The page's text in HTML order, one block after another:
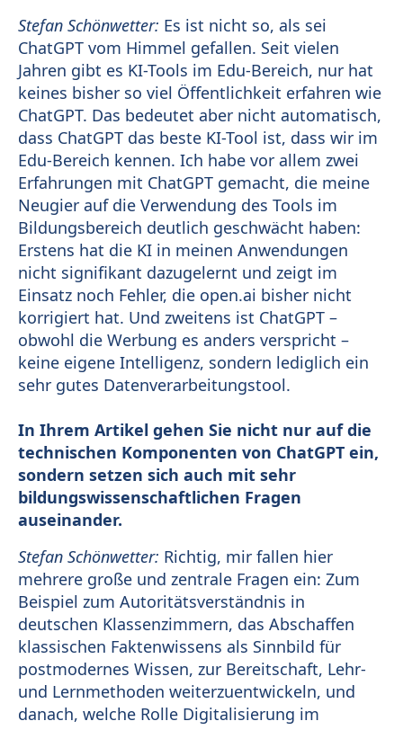
Stefan Schönwetter: Es ist nicht so, als sei
ChatGPT vom Himmel gefallen. Seit vielen
Jahren gibt es KI-Tools im Edu-Bereich, nur hat
keines bisher so viel Öffentlichkeit erfahren wie
ChatGPT. Das bedeutet aber nicht automatisch,
dass ChatGPT das beste KI-Tool ist, dass wir im
Edu-Bereich kennen. Ich habe vor allem zwei
Erfahrungen mit ChatGPT gemacht, die meine
Neugier auf die Verwendung des Tools im
Bildungsbereich deutlich geschwächt haben:
Erstens hat die KI in meinen Anwendungen
nicht signifikant dazugelernt und zeigt im
Einsatz noch Fehler, die open.ai bisher nicht
korrigiert hat. Und zweitens ist ChatGPT –
obwohl die Werbung es anders verspricht –
keine eigene Intelligenz, sondern lediglich ein
sehr gutes Datenverarbeitungstool.
In Ihrem Artikel gehen Sie nicht nur auf die
technischen Komponenten von ChatGPT ein,
sondern setzen sich auch mit sehr
bildungswissenschaftlichen Fragen
auseinander.
Stefan Schönwetter: Richtig, mir fallen hier
mehrere große und zentrale Fragen ein: Zum
Beispiel zum Autoritätsverständnis in
deutschen Klassenzimmern, das Abschaffen
klassischen Faktenwissens als Sinnbild für
postmodernes Wissen, zur Bereitschaft, Lehr-
und Lernmethoden weiterzuentwickeln, und
danach, welche Rolle Digitalisierung im